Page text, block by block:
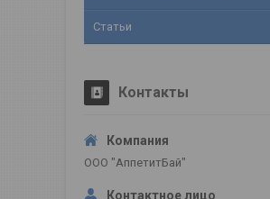
Статьи
Контакты
ООО "АппетитБай"